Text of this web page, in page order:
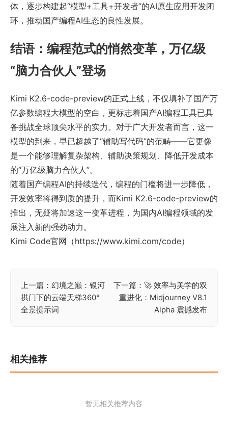
体，逐步构建起“模型+工具+开发者”的AI原生应用开发闭
环，推动国产编程AI生态的良性发展。
结语：编程范式的悄然变革，万亿级
“脑力合伙人”登场
Kimi K2.6-code-preview的正式上线，不仅填补了国产万
亿参数编程大模型的空白，更标志着国产AI编程工具已具
备挑战全球顶尖水平的实力。对于广大开发者而言，这一
模型的到来，早已超越了“辅助写代码”的范畴——它更像
是一个能够理解复杂架构、辅助决策规划、降低开发成本
的“万亿级脑力合伙人”。
随着国产编程AI的持续迭代，编程的门槛将进一步降低，
开发效率将得到质的提升，而Kimi K2.6-code-preview的
推出，无疑将加速这一变革进程，为国内AI编程领域的发
展注入新的强劲动力。
Kimi Code官网（https://www.kimi.com/code）
文
章
上一篇：幻境之巅：银河
拱门下的云端天梯360°
全景提示词
下一篇：🚀 效率与美学的双
重进化：Midjourney V8.1
Alpha 震撼发布
相关推荐
暂无相关推荐内容